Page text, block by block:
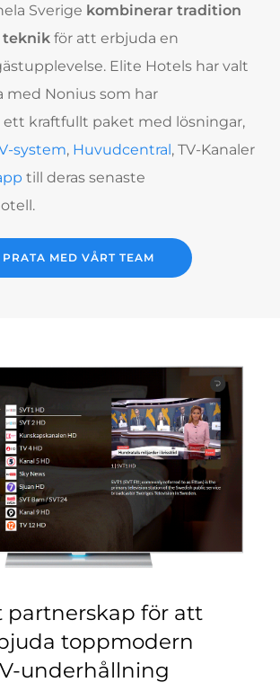
Sverige kombinerar tradition
teknikför att erbjuda en
Elite Hotels har valt
med Nonius som har
kraftfullt paket med lösningar,
system, Huvudcentral, TV-Kanaler
till deras senaste
PRATA MED VÅRT TEAM
partnerskap för att
toppmodern
underhållning